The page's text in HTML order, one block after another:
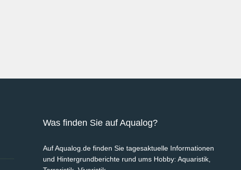
Was finden Sie auf Aqualog?
Auf Aqualog.de finden Sie tagesaktuelle Informationen
und Hintergrundberichte rund ums Hobby: Aquaristik,